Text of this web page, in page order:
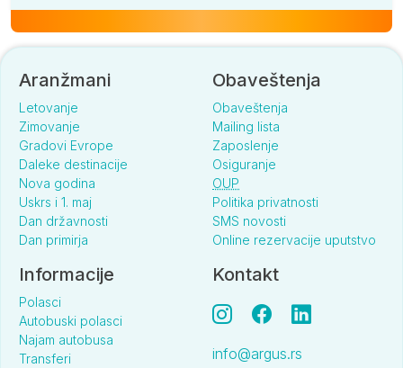
Aranžmani
Letovanje
Zimovanje
Gradovi Evrope
Daleke destinacije
Nova godina
Uskrs i 1. maj
Dan državnosti
Dan primirja
Obaveštenja
Obaveštenja
Mailing lista
Zaposlenje
Osiguranje
OUP
Politika privatnosti
SMS novosti
Online rezervacije uputstvo
Informacije
Polasci
Autobuski polasci
Najam autobusa
Transferi
Kontakt
info@argus.rs